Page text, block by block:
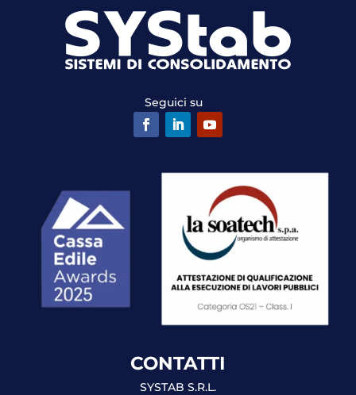
Seguici su
CONTATTI
SYSTAB S.R.L.